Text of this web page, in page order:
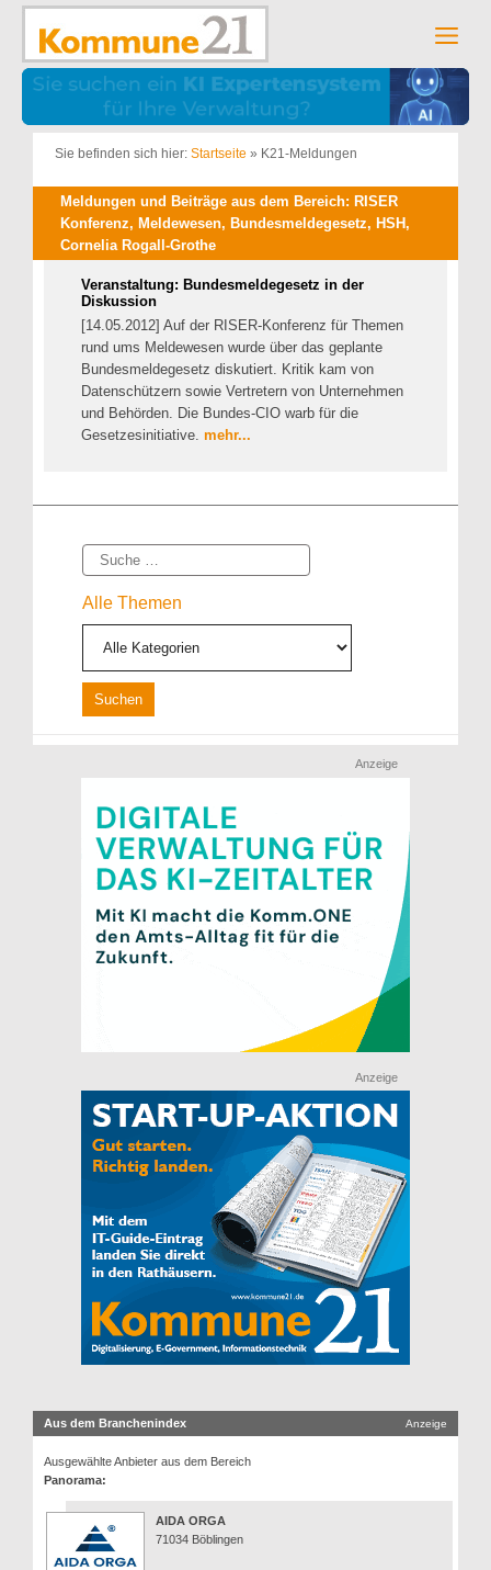
Zum
springen
Sie befinden sich hier: Startseite » K21-Meldungen
Meldungen und Beiträge aus dem Bereich: RISER
Konferenz, Meldewesen, Bundesmeldegesetz, HSH,
Cornelia Rogall-Grothe
Veranstaltung: Bundesmeldegesetz in der
Diskussion
[14.05.2012] Auf der RISER-Konferenz für Themen
rund ums Meldewesen wurde über das geplante
Bundesmeldegesetz diskutiert. Kritik kam von
Datenschützern sowie Vertretern von Unternehmen
und Behörden. Die Bundes-CIO warb für die
Gesetzesinitiative. mehr...
Suche
Alle Themen
Anzeige
Anzeige
Aus dem Branchenindex Anzeige
Ausgewählte Anbieter aus dem Bereich
Panorama:
AIDA ORGA
71034 Böblingen